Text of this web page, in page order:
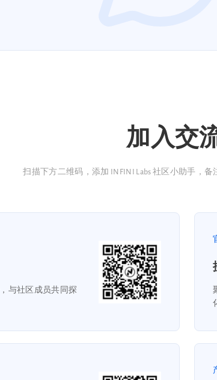
加入交
扫描下方二维码，添加 INFINI Labs 社区小助手，
与社区成员共同探